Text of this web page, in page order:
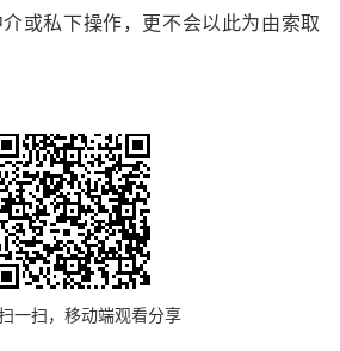
或私下操作，更不会以此为由索取
一扫，移动端观看分享